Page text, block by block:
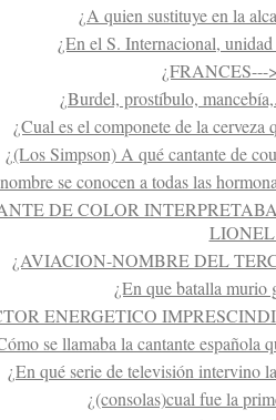
¿A quien sustituye en la
¿En el S. Internacional,
¿FRANCES---
¿Burdel, prostíbulo,
¿Cual es el componete de la cerveza
¿(Los Simpson) A qué cantante de
se conocen a todas las
DE COLOR
¿AVIACION-NOMBRE DEL
¿En que batalla murio
ENERGETICO
se llamaba la cantante española
¿En qué serie de televisión intervino
¿(consolas)cual fue la